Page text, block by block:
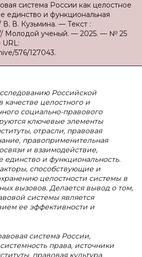
система России как целостное
единство и функциональная
В. В. Кузьмина. — Текст :
Молодой ученый. — 2025. — № 25
URL:
576/127043.
Российской
целостного и
социально-правового
ключевые элементы
отрасли, правовая
правоприменительная
и взаимодействие,
и функциональность.
способствующие и
целостности системы в
вызовов. Делается вывод о том,
системы является
ее эффективности и
система России,
права, источники
правовая культура,